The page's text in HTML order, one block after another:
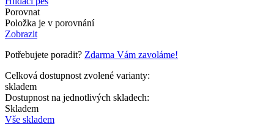
Porovnat
Položka je v porovnání
Zobrazit
Potřebujete poradit? Zdarma Vám zavoláme!
Celková dostupnost zvolené varianty:
skladem
Dostupnost na jednotlivých skladech:
Skladem
Vše skladem